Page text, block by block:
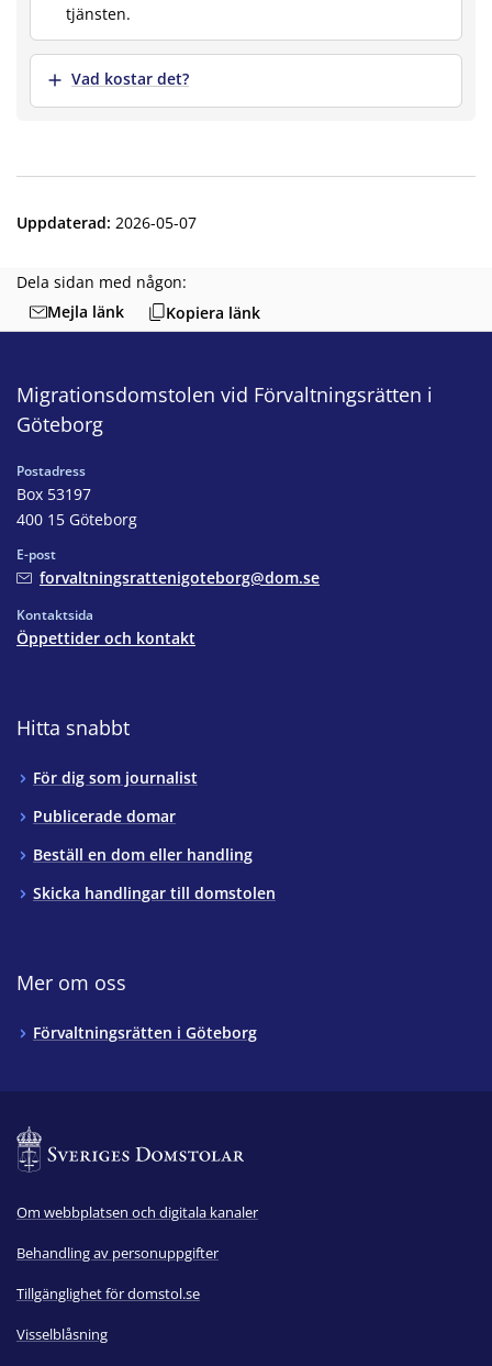
tjänsten.
Visa merVad kostar det?
Uppdaterad: 2026-05-07
Dela sidan med någon:
Mejla länk
Kopiera länk
Migrationsdomstolen vid Förvaltningsrätten i
Göteborg
Postadress
Box 53197
400 15 Göteborg
E-post
forvaltningsrattenigoteborg@dom.se
Kontaktsida
Öppettider och kontakt
Hitta snabbt
För dig som journalist
Publicerade domar
Beställ en dom eller handling
Skicka handlingar till domstolen
Mer om oss
Förvaltningsrätten i Göteborg
Om webbplatsen och digitala kanaler
Behandling av personuppgifter
Tillgänglighet för domstol.se
Visselblåsning